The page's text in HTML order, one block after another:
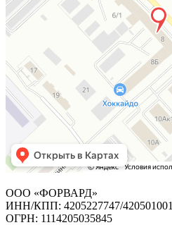
ООО «ФОРВАРД»
ИНН/КПП: 4205227747/420501001
ОГРН: 1114205035845